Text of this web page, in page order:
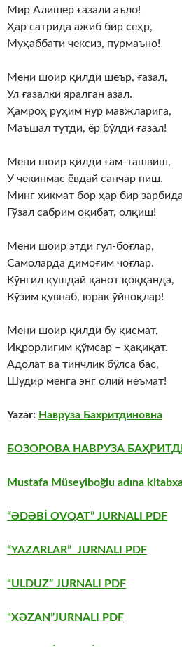
Мир Aлишер ғазали аъло!
Ҳар сатрида ажиб бир сеҳр,
Муҳаббати чексиз, пурмаъно!
Мени шоир қилди шеър, ғазал,
Ул ғазалки яралган азал.
Ҳамроҳ руҳим нур мавжларига,
Маъшал тутди, ёр бўлди ғазал!
Мени шоир қилди ғам-ташвиш,
У чекинмас ёвдай санчар ниш.
Минг хикмат бор ҳар бир
Гўзал сабрим оқибат, олқиш!
Мени шоир этди гул-боғлар,
Самоларда димоғим чоғлар.
Кўнгил қушдай қанот қоққанда,
Кўзим қувнаб, юрак ўйноқлар!
Мени шоир қилди бу қисмат,
Иқрорлигим қўмсар – ҳақиқат.
Aдолат ва тинчлик бўлса бас,
Шудир менга энг олий неъмат!
Yazar: Навруза Бахритдиновна
БОЗОРОВА НАВРУЗА
Mustafa Müseyiboğlu adına
“ƏDƏBİ OVQAT” JURNALI PDF
“YAZARLAR” JURNALI PDF
“ULDUZ” JURNALI PDF
“XƏZAN”JURNALI PDF